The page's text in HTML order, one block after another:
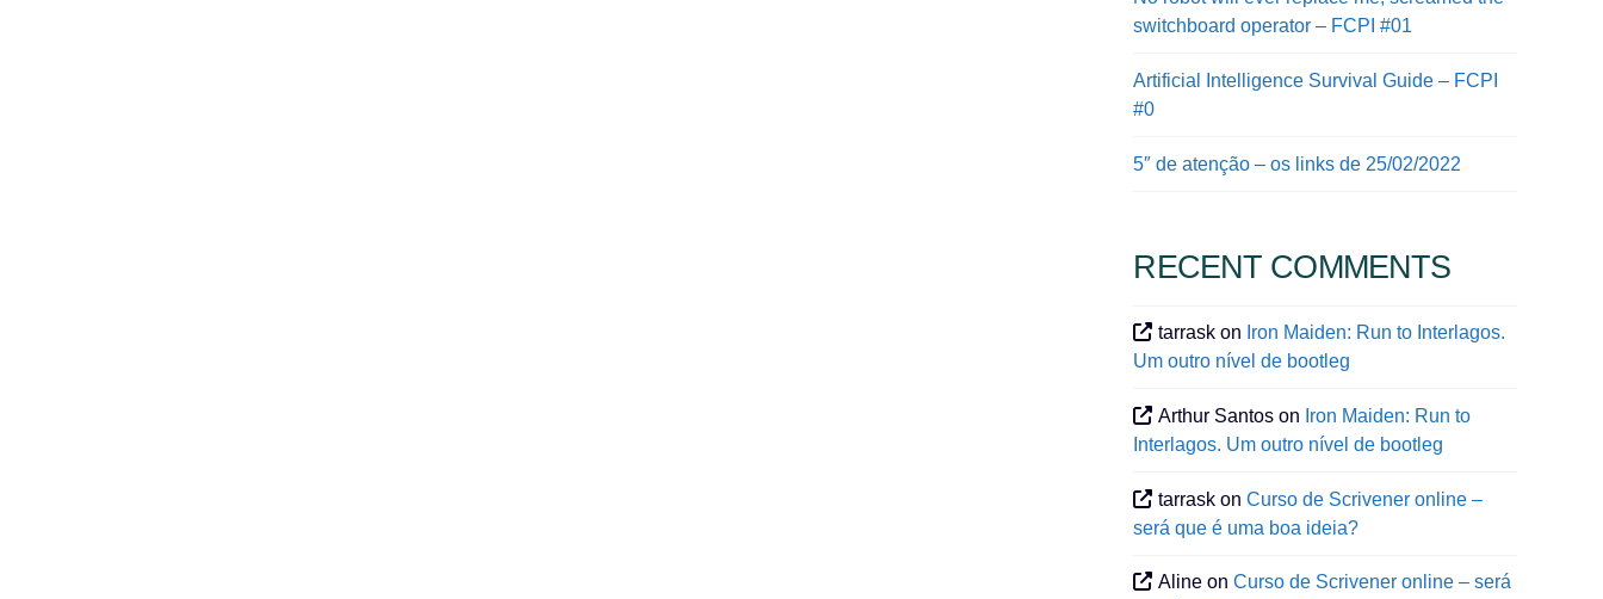
switchboard operator – FCPI #01
Artificial Intelligence Survival Guide – FCPI
#0
5″ de atenção – os links de 25/02/2022
RECENT COMMENTS
tarrask on Iron Maiden: Run to Interlagos.
Um outro nível de bootleg
Arthur Santos on Iron Maiden: Run to
Interlagos. Um outro nível de bootleg
tarrask onCurso de Scrivener online –
será que é uma boa ideia?
Aline onCurso de Scrivener online – será